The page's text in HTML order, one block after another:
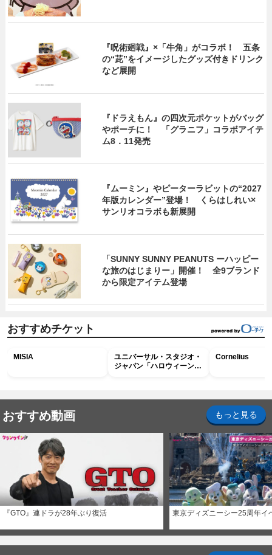
『呪術廻戦』×「牛角」がコラボ！ 五条
の“茈”をイメージしたグッズ付きドリンク
など展開
『ドラえもん』の四次元ポケットがバッグ
やポーチに！ 「グラニフ」コラボアイテ
ム8．11発売
『ムーミン』やピーターラビットの“2027
年版カレンダー”登場！ くらはしれい×
サンリオコラボも新展開
「SUNNY SUNNY PEANUTS ーハッピー
な旅のはじまりー」開催！ 全9ブランド
から限定アイテム登場
おすすめチケット
MISIA
ユニバーサル・スタジオ・
ジャパン「ハロウィーン・
Cornelius
おすすめ動画 もっと見る
『GTO』連ドラが28年ぶり復活 東京ディズニーシー25周年イ